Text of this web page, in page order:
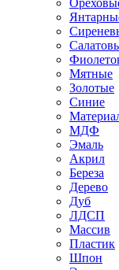
Мятные
Золотые
Синие
МДФ
Эмаль
Акрил
Береза
Дерево
Дуб
ЛДСП
Массив
Пластик
Шпон